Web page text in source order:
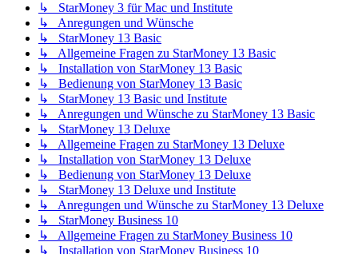
↳ StarMoney 3 für Mac und Institute
↳ Anregungen und Wünsche
↳ StarMoney 13 Basic
↳ Allgemeine Fragen zu StarMoney 13 Basic
↳ Installation von StarMoney 13 Basic
↳ Bedienung von StarMoney 13 Basic
↳ StarMoney 13 Basic und Institute
↳ Anregungen und Wünsche zu StarMoney 13 Basic
↳ StarMoney 13 Deluxe
↳ Allgemeine Fragen zu StarMoney 13 Deluxe
↳ Installation von StarMoney 13 Deluxe
↳ Bedienung von StarMoney 13 Deluxe
↳ StarMoney 13 Deluxe und Institute
↳ Anregungen und Wünsche zu StarMoney 13 Deluxe
↳ StarMoney Business 10
↳ Allgemeine Fragen zu StarMoney Business 10
↳ Installation von StarMoney Business 10